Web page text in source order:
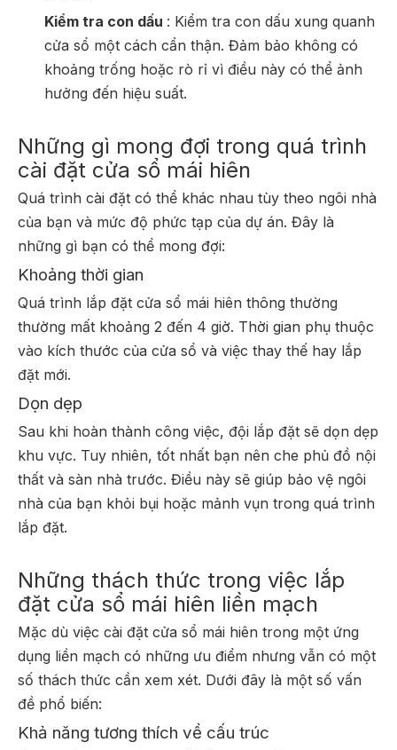
Kiểm tra con dấu : Kiểm tra con dấu xung quanh
cửa sổ một cách cẩn thận. Đảm bảo không có
khoảng trống hoặc rò rỉ vì điều này có thể ảnh
hưởng đến hiệu suất.
Những gì mong đợi trong quá trình
cài đặt cửa sổ mái hiên
Quá trình cài đặt có thể khác nhau tùy theo ngôi nhà
của bạn và mức độ phức tạp của dự án. Đây là
những gì bạn có thể mong đợi:
Khoảng thời gian
Quá trình lắp đặt cửa sổ mái hiên thông thường
thường mất khoảng 2 đến 4 giờ. Thời gian phụ thuộc
vào kích thước của cửa sổ và việc thay thế hay lắp
đặt mới.
Dọn dẹp
Sau khi hoàn thành công việc, đội lắp đặt sẽ dọn dẹp
khu vực. Tuy nhiên, tốt nhất bạn nên che phủ đồ nội
thất và sàn nhà trước. Điều này sẽ giúp bảo vệ ngôi
nhà của bạn khỏi bụi hoặc mảnh vụn trong quá trình
lắp đặt.
Những thách thức trong việc lắp
đặt cửa sổ mái hiên liền mạch
Mặc dù việc cài đặt cửa sổ mái hiên trong một ứng
dụng liền mạch có những ưu điểm nhưng vẫn có một
số thách thức cần xem xét. Dưới đây là một số vấn
đề phổ biến:
Khả năng tương thích về cấu trúc